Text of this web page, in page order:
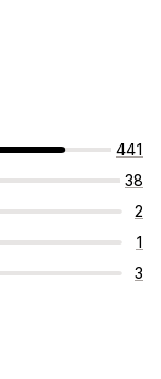
441
38
2
1
3